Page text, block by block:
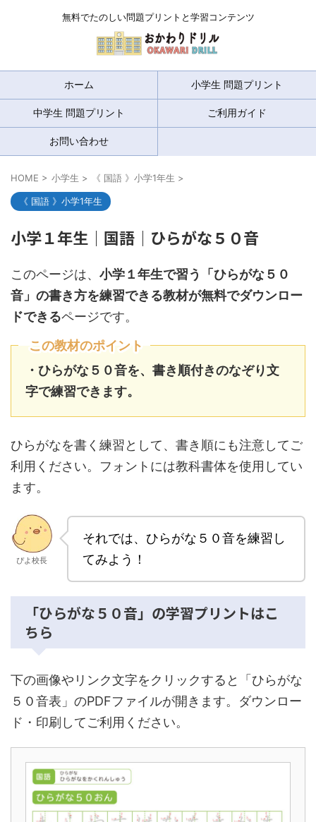
無料でたのしい問題プリントと学習コンテンツ
ホーム 小学生 問題プリント
中学生 問題プリント ご利用ガイド
お問い合わせ
HOME > 小学生 > 《 国語 》小学1年生 >
《 国語 》小学1年生
小学１年生｜国語｜ひらがな５０音
このページは、 小学１年生で習う「ひらがな５０
音 」の書き方を練習できる教材が無料でダウンロー
ドできるページです。
この教材のポイント
・ひらがな５０音を、書き順付きのなぞり文
字で練習できます。
ひらがなを書く練習として、書き順にも注意してご
利用ください。フォントには教科書体を使用してい
ます。
ぴよ校長
それでは、ひらがな５０音を練習し
てみよう！
「ひらがな５０音」の学習プリントはこ
ちら
下の画像やリンク文字をクリックすると「ひらがな
５０音表」のPDFファイルが開きます。ダウンロー
ド・印刷してご利用ください。